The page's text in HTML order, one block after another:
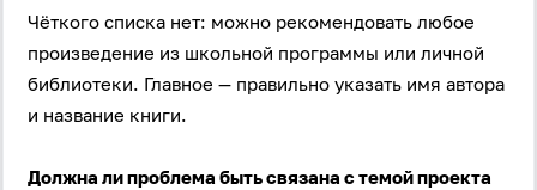
Чёткого списка нет: можно рекомендовать любое
произведение из школьной программы или личной
библиотеки. Главное — правильно указать имя автора
и название книги.
Должна ли проблема быть связана с темой проекта